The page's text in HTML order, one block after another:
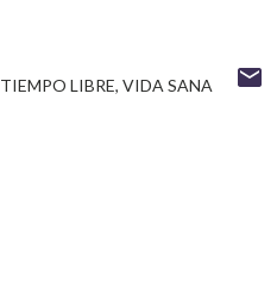
TIEMPO LIBRE VIDA SANA